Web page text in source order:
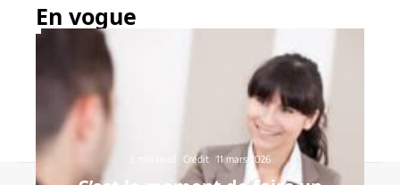
En vogue
Crédit 11 mars 2026